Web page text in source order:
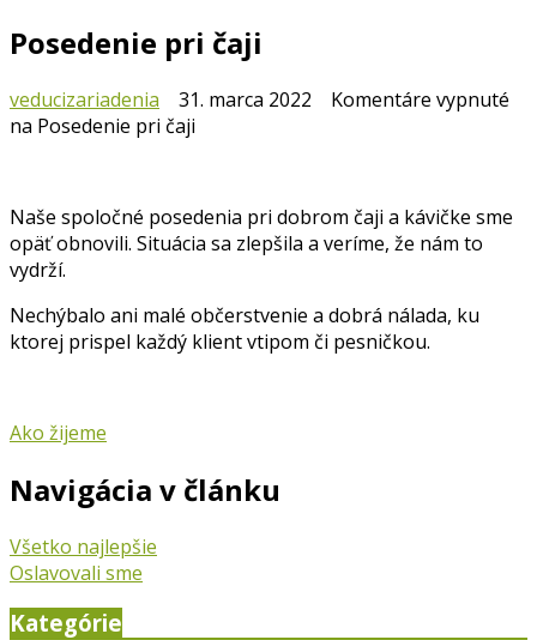
Posedenie pri čaji
veducizariadenia 31. marca 2022
Komentáre vypnuté
na Posedenie pri čaji
Naše spoločné posedenia pri dobrom čaji a kávičke sme
opäť obnovili. Situácia sa zlepšila a veríme, že nám to
vydrží.
Nechýbalo ani malé občerstvenie a dobrá nálada, ku
ktorej prispel každý klient vtipom či pesničkou.
Ako žijeme
Navigácia v článku
Všetko najlepšie
Oslavovali sme
Kategórie